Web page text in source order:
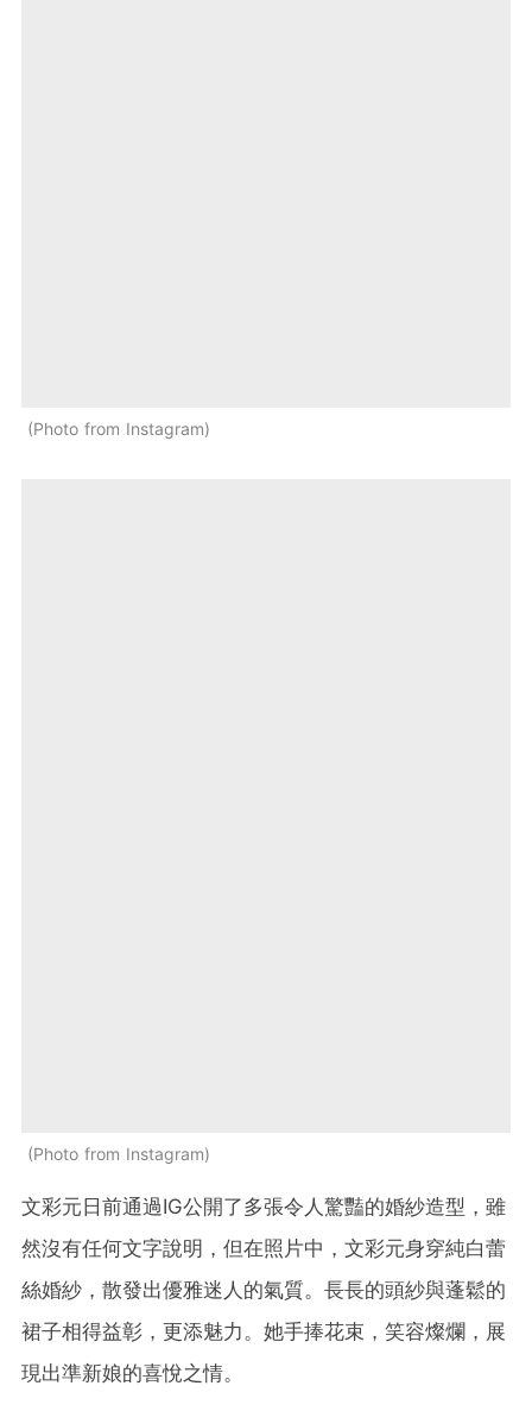
Photo from Instagram
Photo from Instagram
文彩元日前通過IG公開了多張令人驚豔的婚紗造型，雖
然沒有任何文字說明，但在照片中，文彩元身穿純白蕾
絲婚紗，散發出優雅迷人的氣質。長長的頭紗與蓬鬆的
裙子相得益彰，更添魅力。她手捧花束，笑容燦爛，展
現出準新娘的喜悅之情。